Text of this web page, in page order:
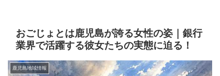
おごじょとは鹿児島が誇る女性の姿｜銀行
業界で活躍する彼女たちの実態に迫る！
鹿児島地域情報